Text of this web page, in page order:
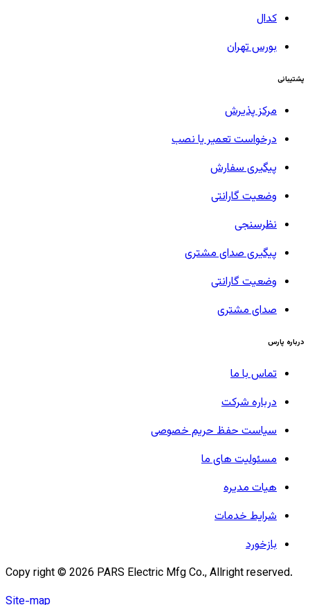
کدال
بورس تهران
پشتیبانی
مرکز پذیرش
درخواست تعمیر یا نصب
پیگیری سفارش
وضعیت گارانتی
نظرسنجی
پیگیری صدای مشتری
وضعیت گارانتی
صدای مشتری
درباره پارس
تماس با ما
درباره شرکت
سیاست حفظ حریم خصوصی
مسئولیت های ما
هیات مدیره
شرایط خدمات
بازخورد
Copy right © 2026 PARS Electric Mfg Co., Allright reserved.